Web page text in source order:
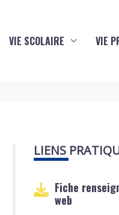
VIE SCOLAIRE VIE
LIENS
Fiche
web